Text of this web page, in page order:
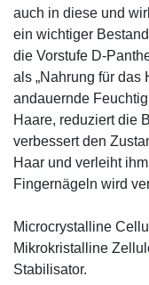
auch in diese und
ein wichtiger
die Vorstufe D-
als „Nahrung für das
andauernde
Haare, reduziert die
verbessert den
Haar und verleiht
Fingernägeln wird
Microcrystalline
Mikrokristalline
Stabilisator.